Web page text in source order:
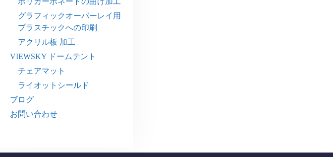
グラフィックオーバーレイ用
プラスチックへの印刷
アクリル板 加工
VIEWSKY ドームテント
チェアマット
ライオットシールド
ブログ
お問い合わせ